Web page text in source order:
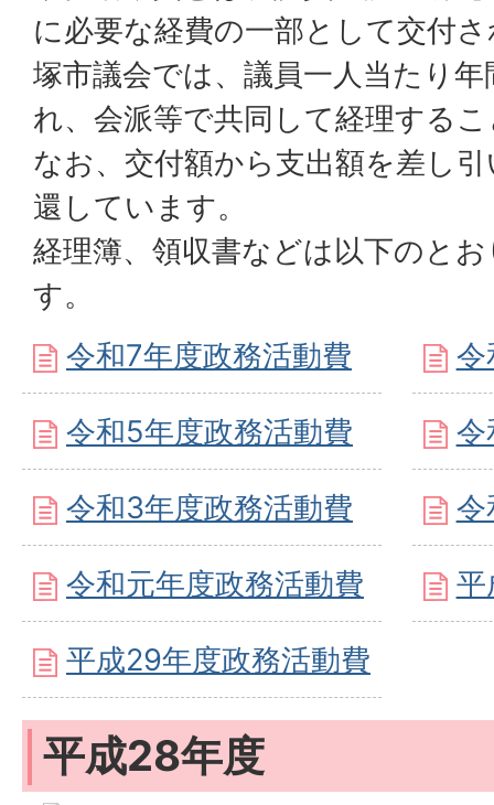
に必要な経費の一部として交付
塚市議会では、議員一人当たり
れ、会派等で共同して経理する
なお、交付額から支出額を差し
還しています。
経理簿、領収書などは以下のと
す。
令和7年度政務活動費
令
令和5年度政務活動費 令
令和3年度政務活動費 令
令和元年度政務活動費 平
平成29年度政務活動費
平成28年度